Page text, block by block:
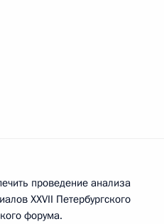
проведение анализа
XXVII Петербургского
форума.